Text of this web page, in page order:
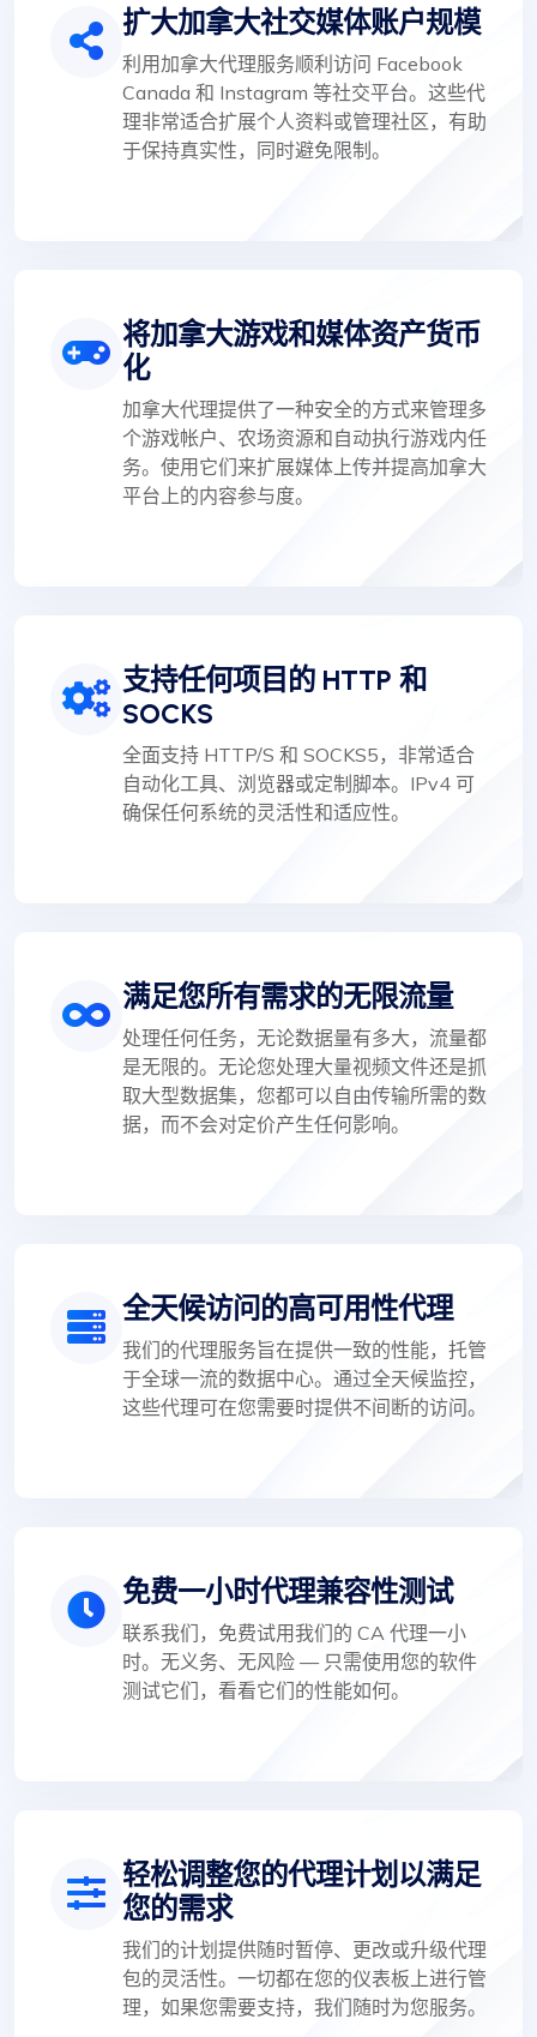
扩大加拿大社交媒体账户规模
利用加拿大代理服务顺利访问 Facebook
Canada 和 Instagram 等社交平台。这些代
理非常适合扩展个人资料或管理社区，有助
于保持真实性，同时避免限制。
将加拿大游戏和媒体资产货币
化
加拿大代理提供了一种安全的方式来管理多
个游戏帐户、农场资源和自动执行游戏内任
务。使用它们来扩展媒体上传并提高加拿大
平台上的内容参与度。
支持任何项目的 HTTP 和
SOCKS
全面支持 HTTP/S 和 SOCKS5，非常适合
自动化工具、浏览器或定制脚本。IPv4 可
确保任何系统的灵活性和适应性。
满足您所有需求的无限流量
处理任何任务，无论数据量有多大，流量都
是无限的。无论您处理大量视频文件还是抓
取大型数据集，您都可以自由传输所需的数
据，而不会对定价产生任何影响。
全天候访问的高可用性代理
我们的代理服务旨在提供一致的性能，托管
于全球一流的数据中心。通过全天候监控，
这些代理可在您需要时提供不间断的访问。
免费一小时代理兼容性测试
联系我们，免费试用我们的 CA 代理一小
时。无义务、无风险 — 只需使用您的软件
测试它们，看看它们的性能如何。
轻松调整您的代理计划以满足
您的需求
我们的计划提供随时暂停、更改或升级代理
包的灵活性。一切都在您的仪表板上进行管
理，如果您需要支持，我们随时为您服务。